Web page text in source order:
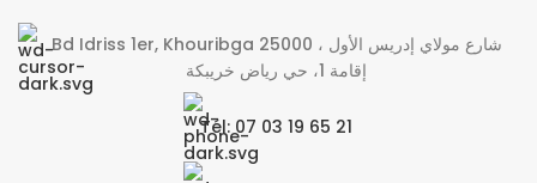
Bd Idriss 1er, Khouribga 25000 شارع مولاي إدريس الأول ،
إقامة 1، حي رياض خريبكة
Tél: 07 03 19 65 21